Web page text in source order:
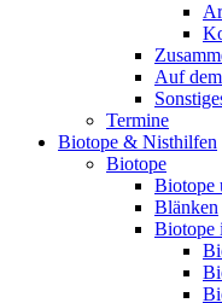
Auf
Termine
Biotope & Nisthilfen
Biotope
Biotope
Blänken
Biotope